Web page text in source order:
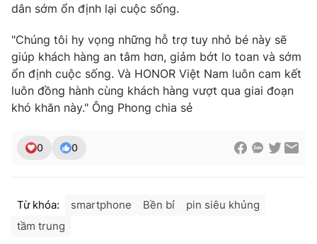
dân sớm ổn định lại cuộc sống.
"Chúng tôi hy vọng những hỗ trợ tuy nhỏ bé này sẽ
giúp khách hàng an tâm hơn, giảm bớt lo toan và sớm
ổn định cuộc sống. Và HONOR Việt Nam luôn cam kết
luôn đồng hành cùng khách hàng vượt qua giai đoạn
khó khăn này." Ông Phong chia sẻ
0 0
Từ khóa: smartphone Bền bỉ
pin siêu khủng
tầm trung